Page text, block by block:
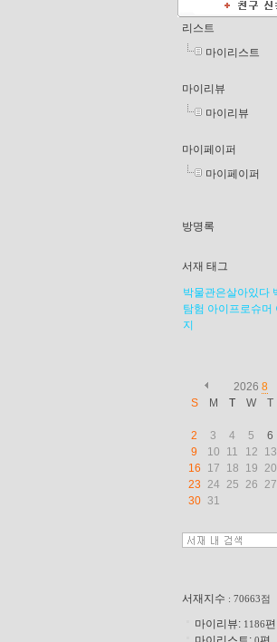
리스트
마이리스트
마이리뷰
마이리뷰
마이페이퍼
마이페이퍼
방명록
서재 태그
박물관은살아있다
탐험 아이프로슈머
지
2026 8
S
M T W T
2
3 4 5 6
9
10 11 12 13
16
17 18 19 20
23
24 25 26 27
30
31
서재지수 : 70663점
마이리뷰: 1186편
0